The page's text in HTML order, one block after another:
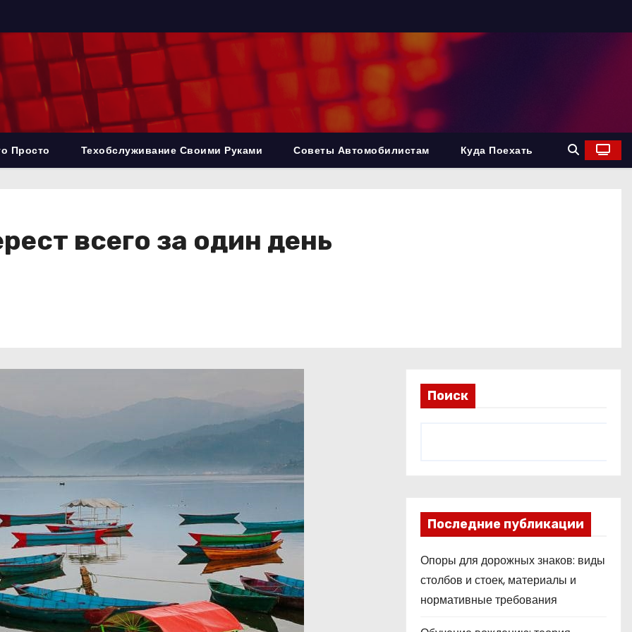
Просто Техобслуживание Своими Руками Советы Автомобилистам Куда Поехать
всего за один день
Поиск
Последние публикации
Опоры для дорожных знаков: виды
столбов и стоек, материалы и
нормативные требования